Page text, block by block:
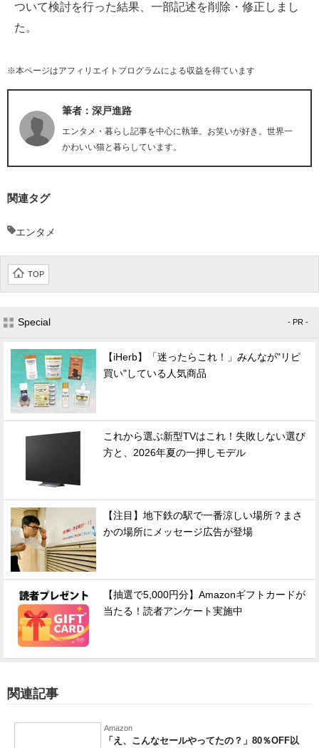
エネルギーの専門メディア
ちょっと気になるネットの話題
ついて検討を行った結果、一部記述を削除・修正しまし
た。
※本ページはアフィリエイトプログラムによる収益を得ています
筆者：深戸進路
エンタメ・暮らし記事を中心に執筆。お笑いが好き。世界一
かわいい猫と暮らしています。
関連タグ
エンタメ
TOP
Special - PR -
【iHerb】「迷ったらこれ！」みんなが"リピ
買い"している人気商品
これから選ぶ新型TVはこれ！失敗しない選び
方と、2026年夏の一押しモデル
【注目】地下鉄の駅で一番涼しい場所？まさ
かの場所にメッセージ広告が登場
【抽選で5,000円分】Amazonギフトカードが
当たる！読者アンケート実施中
関連記事
Amazon
「え、こんなセールやってたの？」80％OFF以